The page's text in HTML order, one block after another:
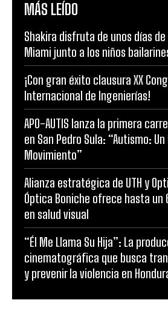
MÁS LEÍDO
Shakira disfruta de unos días
Miami junto a los niños
¡Con gran éxito clausura XX
Internacional de Ingenierías!
APO-AUTIS lanza la primera
en San Pedro Sula: “Autismo:
Movimiento”
Alianza estratégica de UTH y
Óptica Boniche ofrece hasta un
en salud visual
“Él Me Llama Su Hija”: La
cinematográfica que busca
y prevenir la violencia en